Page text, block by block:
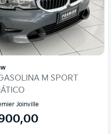
M SPORT
Joinville